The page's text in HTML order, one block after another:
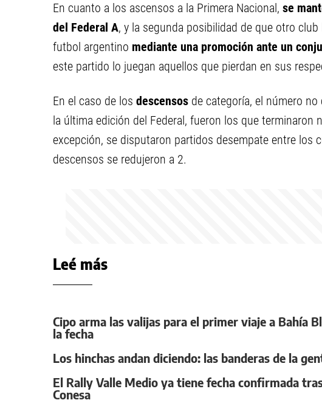
En cuanto a los ascensos a la Primera Nacional, se
del Federal A, y la segunda posibilidad de que otro
futbol argentino mediante una promoción ante un
este partido lo juegan aquellos que pierdan en sus
En el caso de los descensos de categoría, el número no
la última edición del Federal, fueron los que terminaron
excepción, se disputaron partidos desempate entre los
descensos se redujeron a 2.
Leé más
Cipo arma las valijas para el primer viaje a Bahía
la fecha
Los hinchas andan diciendo: las banderas de la
El Rally Valle Medio ya tiene fecha confirmada
Conesa